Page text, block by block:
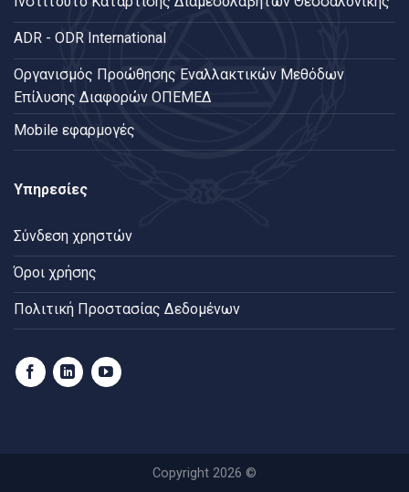
ADR - ODR International
Oργανισμός Προώθησης Εναλλακτικών Μεθόδων
Επίλυσης Διαφορών ΟΠΕΜΕΔ
Mobile εφαρμογές
Υπηρεσίες
Σύνδεση χρηστών
Όροι χρήσης
Πολιτική Προστασίας Δεδομένων
Copyright 2026 ©